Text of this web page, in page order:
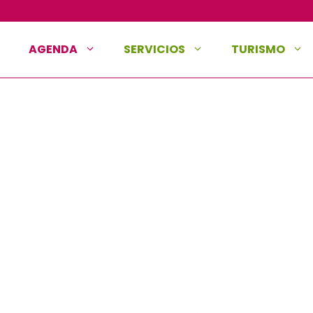
AGENDA SERVICIOS TURISMO